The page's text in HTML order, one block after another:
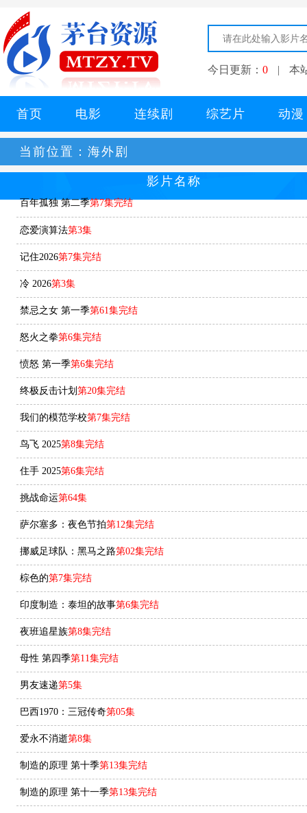
今日更新： 0 | 本
首页 电影 连续剧 综艺片 动漫
当前位置： 海外剧
影片名称
百年孤独 第二季第7集完结
恋爱演算法第3集
记住2026第7集完结
冷 2026第3集
禁忌之女 第一季第61集完结
怒火之拳第6集完结
愤怒 第一季第6集完结
终极反击计划 第20集完结
我们的模范学校第7集完结
鸟飞 2025第8集完结
住手 2025第6集完结
挑战命运第64集
萨尔塞多：夜色节拍第12集完结
挪威足球队：黑马之路第02集完结
棕色的第7集完结
印度制造：泰坦的故事第6集完结
夜班追星族第8集完结
母性 第四季第11集完结
男友速递第5集
巴西1970：三冠传奇第05集
爱永不消逝第8集
制造的原理 第十季第13集完结
制造的原理 第十一季第13集完结